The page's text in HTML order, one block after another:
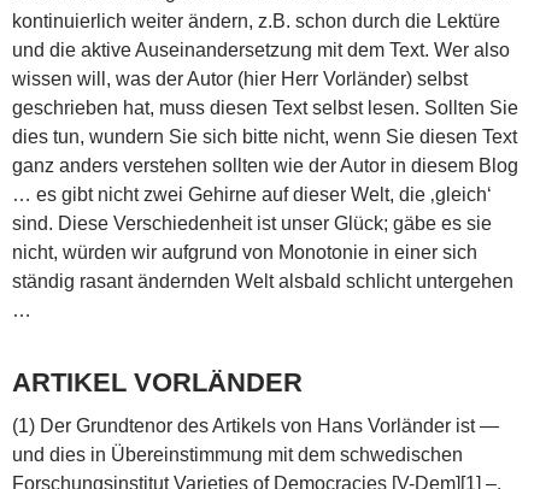
kontinuierlich weiter ändern, z.B. schon durch die Lektüre
und die aktive Auseinandersetzung mit dem Text. Wer also
wissen will, was der Autor (hier Herr Vorländer) selbst
geschrieben hat, muss diesen Text selbst lesen. Sollten Sie
dies tun, wundern Sie sich bitte nicht, wenn Sie diesen Text
ganz anders verstehen sollten wie der Autor in diesem Blog
… es gibt nicht zwei Gehirne auf dieser Welt, die ‚gleich‘
sind. Diese Verschiedenheit ist unser Glück; gäbe es sie
nicht, würden wir aufgrund von Monotonie in einer sich
ständig rasant ändernden Welt alsbald schlicht untergehen
…
ARTIKEL VORLÄNDER
(1) Der Grundtenor des Artikels von Hans Vorländer ist —
und dies in Übereinstimmung mit dem schwedischen
Forschungsinstitut Varieties of Democracies [V-Dem][1] –,